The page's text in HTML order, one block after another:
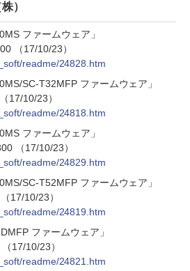
）
ファームウェア」
（17/10/23）
readme/24828.htm
SC-T32MFP ファームウェア」
17/10/23）
readme/24818.htm
ファームウェア」
（17/10/23）
readme/24829.htm
SC-T52MFP ファームウェア」
17/10/23）
readme/24819.htm
ファームウェア」
17/10/23）
readme/24821.htm